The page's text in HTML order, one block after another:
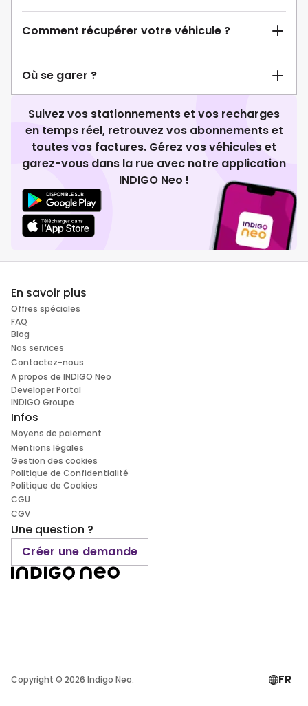
Comment récupérer votre véhicule ?
Où se garer ?
Suivez vos stationnements et vos recharges
en temps réel, retrouvez vos abonnements et
toutes vos factures. Gérez vos véhicules et
garez-vous dans la rue avec notre application
INDIGO Neo !
En savoir plus
Offres spéciales
FAQ
Blog
Nos services
Contactez-nous
A propos de INDIGO Neo
Developer Portal
INDIGO Groupe
Infos
Moyens de paiement
Mentions légales
Gestion des cookies
Politique de Confidentialité
Politique de Cookies
CGU
CGV
Une question ?
Créer une demande
Copyright © 2026 Indigo Neo. FR